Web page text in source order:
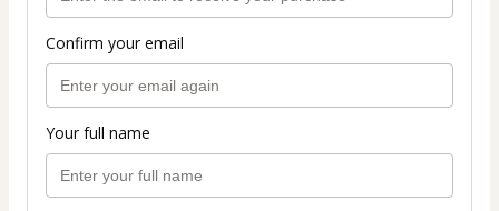
Confirm your email
Your full name